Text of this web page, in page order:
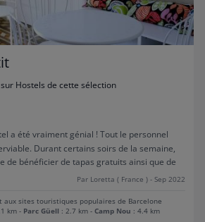
Hostels de cette sélection
a été vraiment génial ! Tout le personnel
Durant certains soirs de la semaine,
de bénéficier de tapas gratuits ainsi que de
Par Loretta ( France ) - Sep 2022
aux sites touristiques populaires de Barcelone
km - Parc Güell : 2.7 km - Camp Nou : 4.4 km